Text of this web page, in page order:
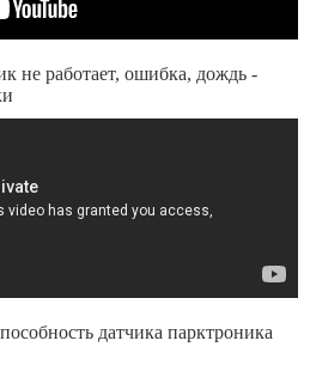
не работает, ошибка, дождь -
датчика парктроника